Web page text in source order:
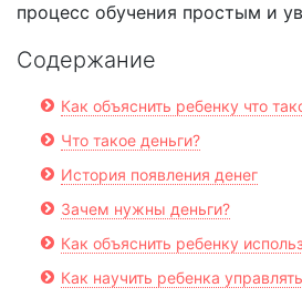
процесс обучения простым и
Содержание
Как объяснить ребенку что
Что такое деньги?
История появления денег
Зачем нужны деньги?
Как объяснить ребенку
Как научить ребенка